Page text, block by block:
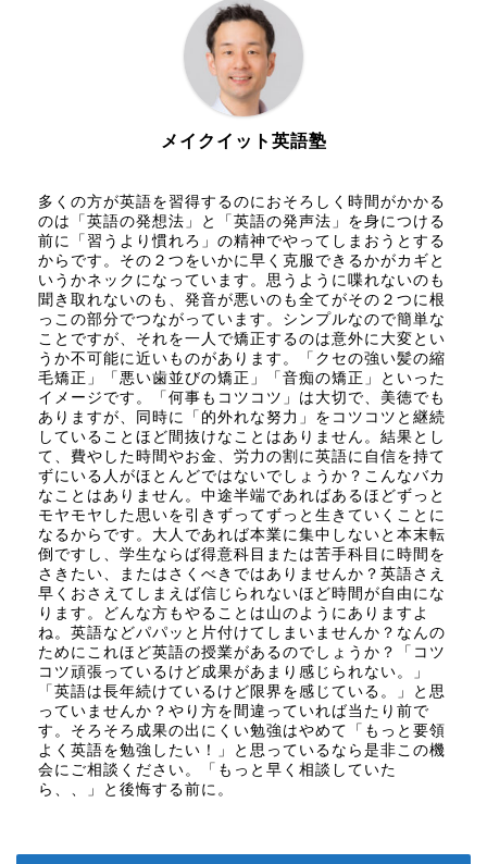
メイクイット英語塾
多くの方が英語を習得するのにおそろしく時間がかかる
のは「英語の発想法」と「英語の発声法」を身につける
前に「習うより慣れろ」の精神でやってしまおうとする
からです。その２つをいかに早く克服できるかがカギと
いうかネックになっています。思うように喋れないのも
聞き取れないのも、発音が悪いのも全てがその２つに根
っこの部分でつながっています。シンプルなので簡単な
ことですが、それを一人で矯正するのは意外に大変とい
うか不可能に近いものがあります。「クセの強い髪の縮
毛矯正」「悪い歯並びの矯正」「音痴の矯正」といった
イメージです。「何事もコツコツ」は大切で、美徳でも
ありますが、同時に「的外れな努力」をコツコツと継続
していることほど間抜けなことはありません。結果とし
て、費やした時間やお金、労力の割に英語に自信を持て
ずにいる人がほとんどではないでしょうか？こんなバカ
なことはありません。中途半端であればあるほどずっと
モヤモヤした思いを引きずってずっと生きていくことに
なるからです。大人であれば本業に集中しないと本末転
倒ですし、学生ならば得意科目または苦手科目に時間を
さきたい、またはさくべきではありませんか？英語さえ
早くおさえてしまえば信じられないほど時間が自由にな
ります。どんな方もやることは山のようにありますよ
ね。英語などパパッと片付けてしまいませんか？なんの
ためにこれほど英語の授業があるのでしょうか？「コツ
コツ頑張っているけど成果があまり感じられない。」
「英語は長年続けているけど限界を感じている。」と思
っていませんか？やり方を間違っていれば当たり前で
す。そろそろ成果の出にくい勉強はやめて「もっと要領
よく英語を勉強したい！」と思っているなら是非この機
会にご相談ください。「もっと早く相談していた
ら、、」と後悔する前に。